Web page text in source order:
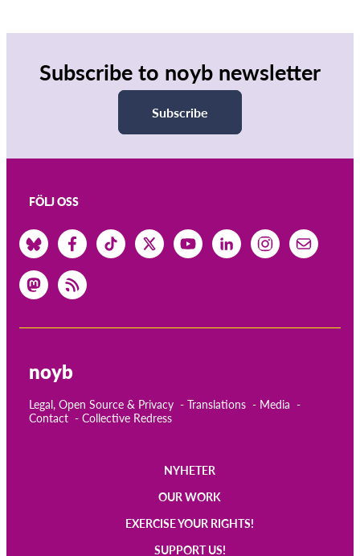
Subscribe to noyb newsletter
Subscribe
FÖLJ OSS
noyb
Legal, Open Source & Privacy Translations
Media
Contact
Collective Redress
NYHETER
OUR WORK
EXERCISE YOUR RIGHTS!
SUPPORT US!